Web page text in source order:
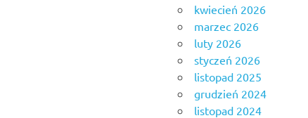
kwiecień 2026
marzec 2026
luty 2026
styczeń 2026
listopad 2025
grudzień 2024
listopad 2024